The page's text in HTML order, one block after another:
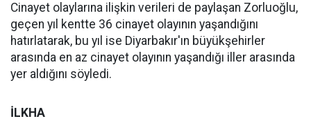
Cinayet olaylarına ilişkin verileri de paylaşan Zorluoğlu,
geçen yıl kentte 36 cinayet olayının yaşandığını
hatırlatarak, bu yıl ise Diyarbakır'ın büyükşehirler
arasında en az cinayet olayının yaşandığı iller arasında
yer aldığını söyledi.
İLKHA